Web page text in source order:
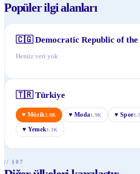
Popüler ilgi alanları
🇨🇬 Democratic Republic of the
Henüz veri yok
🇹🇷 Türkiye
♥ Müzik2.8K ♥ Moda1.9K ♥ Spor
♥ Yemek1.1K
// §07